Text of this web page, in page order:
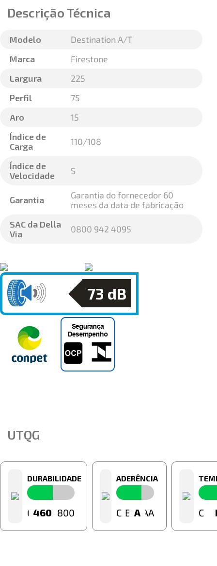
Descrição Técnica
Modelo
Destination A/T
Marca
Firestone
Largura
225
Perfil
75
Aro
15
Índice de
Carga
110/108
Índice de
Velocidade
S
Garantia
Garantia do fornecedor 60
meses da data de fabricação
SAC da Della
Via
0800 942 4095
73 dB
UTQG
DURABILIDADE
460
60 800
ADERÊNCIA
A
C B A AA C